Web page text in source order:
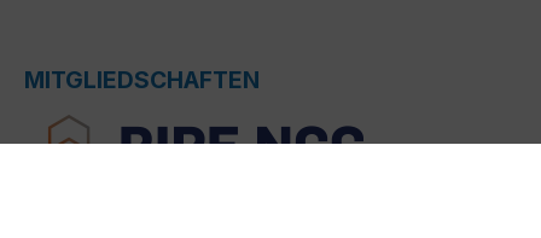
MITGLIEDSCHAFTEN